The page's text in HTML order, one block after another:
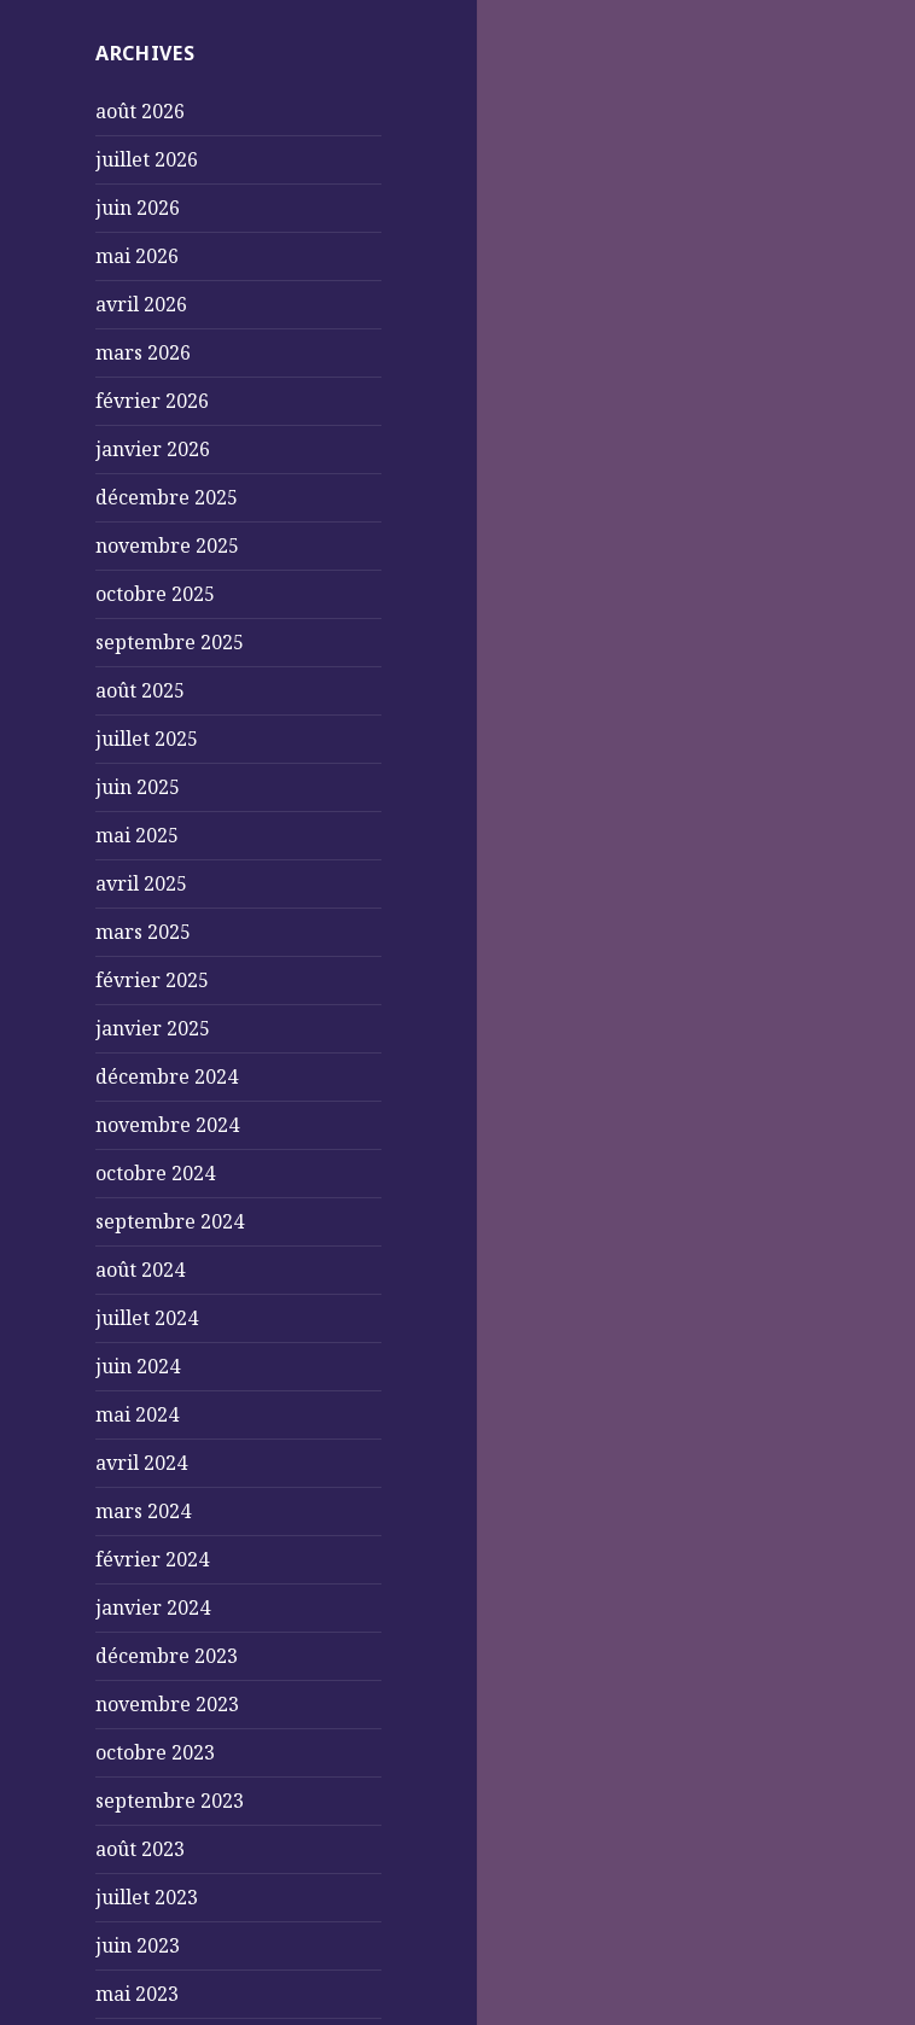
ARCHIVES
août 2026
juillet 2026
juin 2026
mai 2026
avril 2026
mars 2026
février 2026
janvier 2026
décembre 2025
novembre 2025
octobre 2025
septembre 2025
août 2025
juillet 2025
juin 2025
mai 2025
avril 2025
mars 2025
février 2025
janvier 2025
décembre 2024
novembre 2024
octobre 2024
septembre 2024
août 2024
juillet 2024
juin 2024
mai 2024
avril 2024
mars 2024
février 2024
janvier 2024
décembre 2023
novembre 2023
octobre 2023
septembre 2023
août 2023
juillet 2023
juin 2023
mai 2023